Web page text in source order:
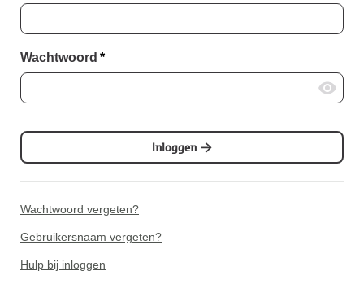
Wachtwoord *
Inloggen
Wachtwoord vergeten?
Gebruikersnaam vergeten?
Hulp bij inloggen